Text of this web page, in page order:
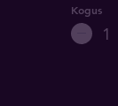
Kogus